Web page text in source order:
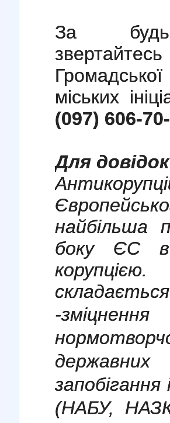
За будь-
міських
(097) 606-
Для довідок
найбільша
боку ЄС
-
(НАБУ,